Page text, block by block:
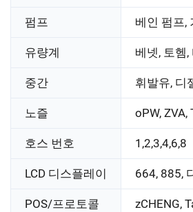
펌프 베인 펌프,
유량계 베넷, 토헴
중간 휘발유, 디
노즐 oPW,
호스 번호 1,2,3,4,6,8
LCD 디스플레이 664, 885,
POS/프로토콜 zCHENG,